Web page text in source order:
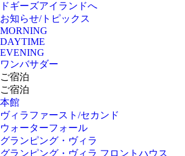
ドギーズアイランドへ
お知らせ/トピックス
MORNING
DAYTIME
EVENING
ワンバサダー
ご宿泊
ご宿泊
本館
ヴィラファースト/セカンド
ウォーターフォール
グランピング・ヴィラ
グランピング・ヴィラ フロントハウス